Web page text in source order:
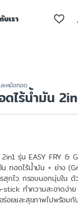
บเรา
ะหม้อทอด
ไร้น้ำมัน
รุ่น EASY FRY &
ทอดไร้น้ำมัน + ย่าง
สุกไว กรอบนอกนุ่มใน
ทำความสะอาดง่าย
อยและสุขภาพไปพร้อมกั